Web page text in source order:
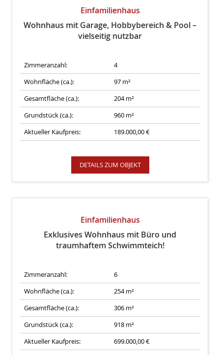
Einfamilienhaus
Wohnhaus mit Garage, Hobbybereich & Pool –
vielseitig nutzbar
Zimmeranzahl:
4
Wohnfläche (ca.):
97 m²
Gesamtfläche (ca.):
204 m²
Grundstück (ca.):
960 m²
Aktueller Kaufpreis:
189.000,00 €
DETAILS ZUM OBJEKT
Einfamilienhaus
Exklusives Wohnhaus mit Büro und
traumhaftem Schwimmteich!
Zimmeranzahl:
6
Wohnfläche (ca.):
254 m²
Gesamtfläche (ca.):
306 m²
Grundstück (ca.):
918 m²
Aktueller Kaufpreis:
699.000,00 €